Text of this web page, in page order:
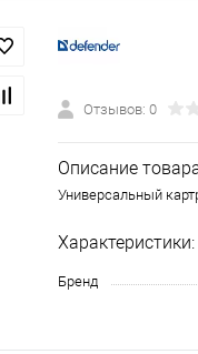
Отзывов: 0
Описание
Универсальный
Характеристики:
Бренд